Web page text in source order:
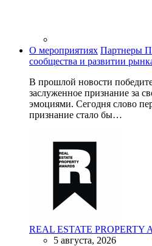
О мероприятиях Партнеры
сообщества и развитии
В прошлой новости
заслуженное признание за
эмоциями. Сегодня слово
признание стало бы…
REAL ESTATE PROPERTY
5 августа, 2026